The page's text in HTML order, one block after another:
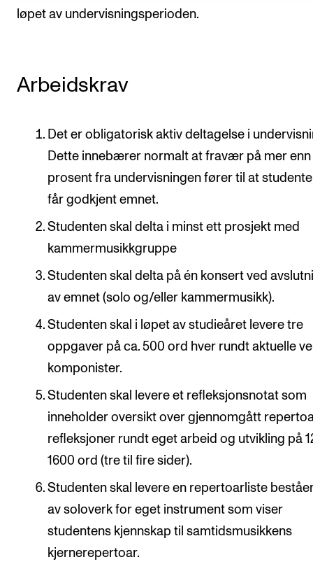
løpet av undervisningsperioden.
Arbeidskrav
Det er obligatorisk aktiv deltagelse i
Dette innebærer normalt at fravær på mer enn
prosent fra undervisningen fører til at
får godkjent emnet.
Studenten skal delta i minst ett prosjekt med
kammermusikkgruppe
Studenten skal delta på én konsert ved
av emnet (solo og/eller kammermusikk).
Studenten skal i løpet av studieåret levere tre
oppgaver på ca. 500 ord hver rundt aktuelle
komponister.
Studenten skal levere et refleksjonsnotat som
inneholder oversikt over gjennomgått
refleksjoner rundt eget arbeid og utvikling på
1600 ord (tre til fire sider).
Studenten skal levere en repertoarliste
av soloverk for eget instrument som viser
studentens kjennskap til samtidsmusikkens
kjernerepertoar.